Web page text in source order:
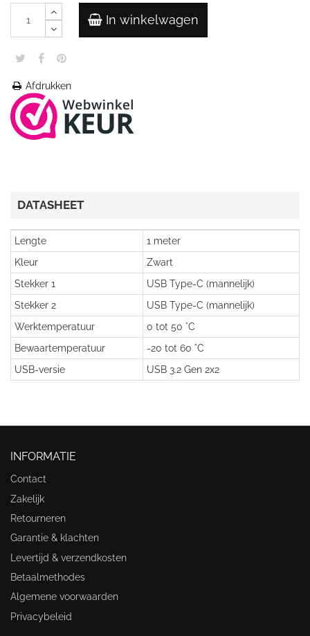
In winkelwagen
Afdrukken
DATASHEET
Lengte
1 meter
Kleur
Zwart
Stekker 1
USB Type-C (mannelijk)
Stekker 2
USB Type-C (mannelijk)
Werktemperatuur
0 tot 50 °C
Bewaartemperatuur
-20 tot 60 °C
USB-versie
USB 3.2 Gen 2x2
INFORMATIE
Contact
Zakelijk
Retourneren
Garantie & klachten
Levertijd & verzendkosten
Betaalmethodes
Algemene voorwaarden
Privacybeleid